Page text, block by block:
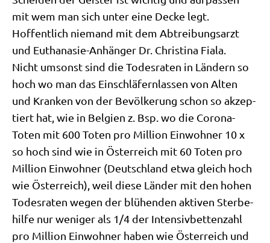
mit wem man sich unter eine Decke legt.
Hof­fent­lich nie­mand mit dem Abtrei­bungs­arzt
und Eutha­na­sie-Anhän­ger Dr. Chri­sti­na Fiala.
Nicht umsonst sind die Todes­ra­ten in Län­dern so
hoch wo man das Ein­schlä­fern­las­sen von Alten
und Kran­ken von der Bevöl­ke­rung schon so akzep­
tiert hat, wie in Bel­gi­en z. Bsp. wo die Coro­na-
Toten mit 600 Toten pro Mil­li­on Ein­woh­ner 10 x
so hoch sind wie in Öster­reich mit 60 Toten pro
Mil­li­on Ein­woh­ner (Deutsch­land etwa gleich hoch
wie Öster­reich), weil die­se Län­der mit den hohen
Todes­ra­ten wegen der blü­hen­den akti­ven Ster­be­
hil­fe nur weni­ger als 1/​4 der Inten­siv­bet­ten­zahl
pro Mil­li­on Ein­woh­ner haben wie Öster­reich und